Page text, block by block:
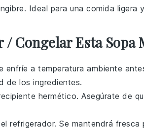
. Ideal para una comida ligera
Congelar Esta Sopa
enfríe a temperatura ambiente
de los ingredientes.
hermético. Asegúrate de
refrigerador. Se mantendrá